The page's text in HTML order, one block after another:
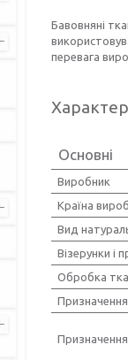
Бавовняні
перевага
Основні
Виробник
Країна
Вид
Візерунки і
Обробка
Призначення